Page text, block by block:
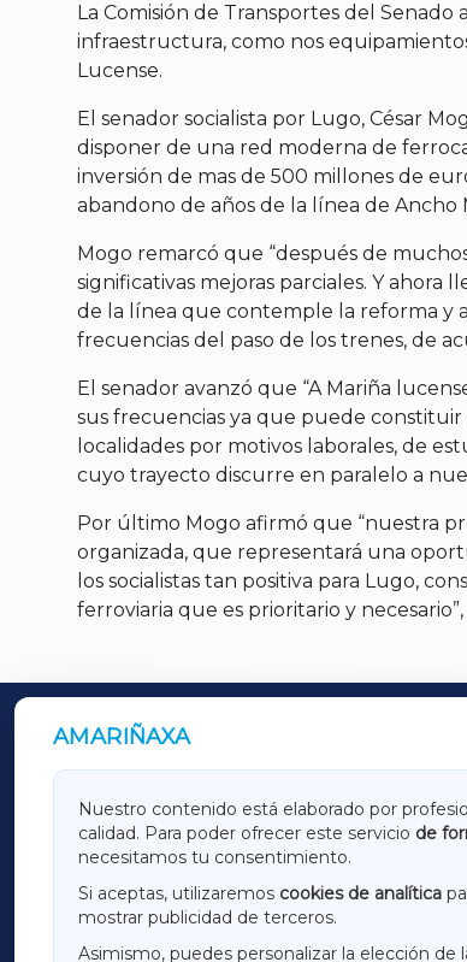
La Comisión de Transportes del
infraestructura, como nos
Lucense.
El senador socialista por Lugo, César
disponer de una red moderna de
inversión de mas de 500 millones de
abandono de años de la línea de Ancho
Mogo remarcó que “después de
significativas mejoras parciales. Y
de la línea que contemple la reforma y
frecuencias del paso de los trenes, de
El senador avanzó que “A Mariña
sus frecuencias ya que puede
localidades por motivos laborales, de
cuyo trayecto discurre en paralelo a
Por último Mogo afirmó que “nuestra
organizada, que representará una
los socialistas tan positiva para Lugo,
ferroviaria que es prioritario y
AMARIÑAXA
Nuestro contenido está elaborado por
calidad. Para poder ofrecer este servicio de
necesitamos tu consentimiento.
Si aceptas, utilizaremos cookies de analítica
mostrar publicidad de terceros.
Asimismo, puedes personalizar la elección de
OUTROS PERIÓDICOS
GALICIAXA
AMARIÑAXA
OURENSEXA